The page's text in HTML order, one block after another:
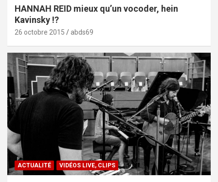
HANNAH REID mieux qu’un vocoder, hein
Kavinsky !?
26 octobre 2015 abds69
ACTUALITÉ VIDÉOS LIVE, CLIPS